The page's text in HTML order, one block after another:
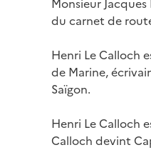
du carnet de
Henri Le Calloch
de Marine,
Saïgon.
Henri Le Calloch
Calloch devint